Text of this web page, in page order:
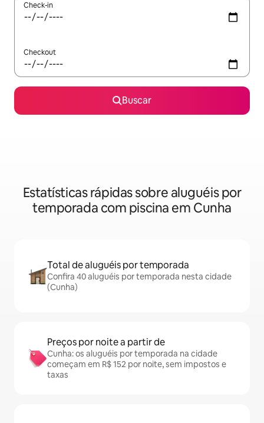
Check-in
Checkout
Buscar
Estatísticas rápidas sobre aluguéis por
temporada com piscina em Cunha
Total de aluguéis por temporada
Confira 40 aluguéis por temporada nesta cidade
(Cunha)
Preços por noite a partir de
Cunha: os aluguéis por temporada na cidade
começam em R$ 152 por noite, sem impostos e
taxas